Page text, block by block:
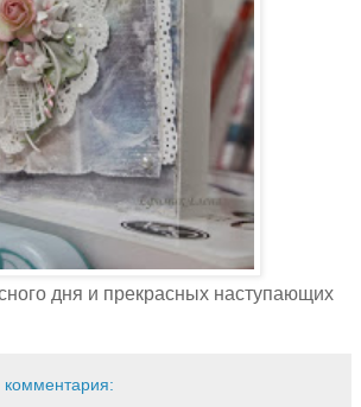
дня и прекрасных наступающих
комментария: